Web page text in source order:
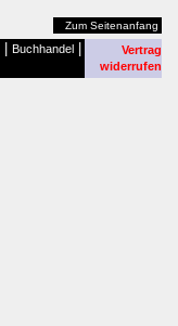
Zum Seitenanfang
Buchhandel
Vertrag
widerrufen